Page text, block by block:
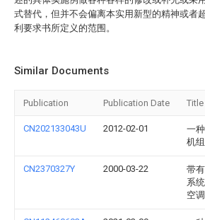
式替代，但并不会偏离本实用新型的精神或者
利要求书所定义的范围。
Similar Documents
Publication Publication Date Title
CN202133043U 2012-02-01
一
机组
CN2370327Y 2000-03-22
带
系
空